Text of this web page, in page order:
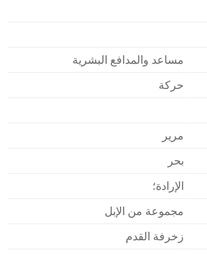
مساعد والمدافع البشرية
حركة
مرير
بحر
الإرادة؛
مجموعة من الإبل
زخرفة القدم